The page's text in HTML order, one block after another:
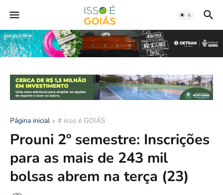
Página inicial # isso é GOIÁS
Prouni 2º semestre: Inscrições
para as mais de 243 mil
bolsas abrem na terça (23)